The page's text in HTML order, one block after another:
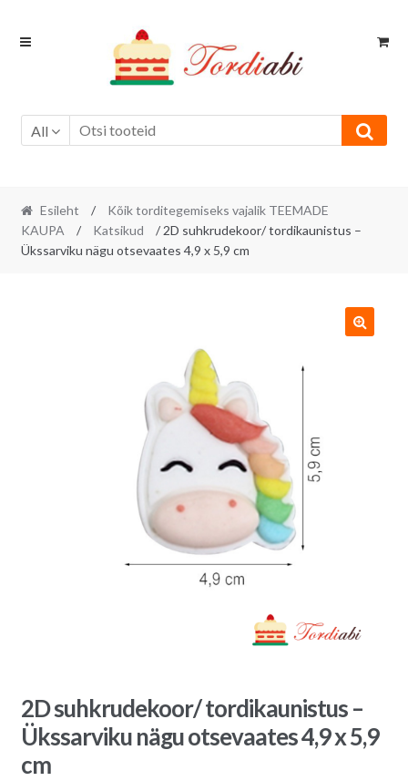
Skip
Skip
All
Esileht /
Kõik torditegemiseks vajalik TEEMADE
KAUPA
/ Katsikud
/ 2D suhkrudekoor/ tordikaunistus –
Ükssarviku nägu otsevaates 4,9 x 5,9 cm
2D suhkrudekoor/ tordikaunistus –
Ükssarviku nägu otsevaates 4,9 x 5,9
cm